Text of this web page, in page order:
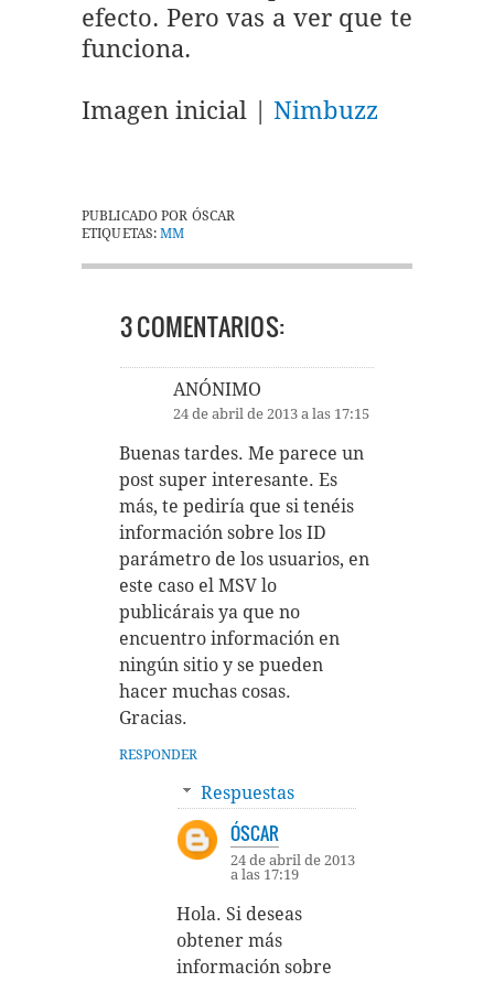
efecto. Pero vas a ver que te
funciona.
Imagen inicial | Nimbuzz
PUBLICADO POR ÓSCAR
ETIQUETAS:MM
3 COMENTARIOS:
ANÓNIMO
24 de abril de 2013 a las 17:15
Buenas tardes. Me parece un
post super interesante. Es
más, te pediría que si tenéis
información sobre los ID
parámetro de los usuarios, en
este caso el MSV lo
publicárais ya que no
encuentro información en
ningún sitio y se pueden
hacer muchas cosas.
Gracias.
RESPONDER
Respuestas
ÓSCAR
24 de abril de 2013
a las 17:19
Hola. Si deseas
obtener más
información sobre